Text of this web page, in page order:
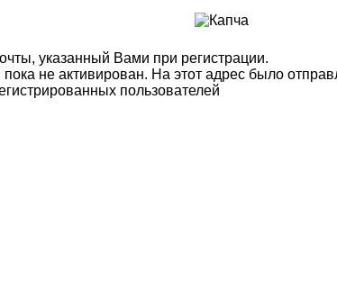
указанный Вами при регистрации.
не активирован. На этот адрес было
пользователей